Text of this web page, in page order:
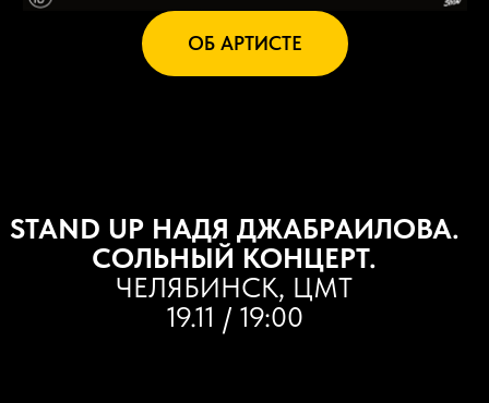
ОБ АРТИСТЕ
STAND UP НАДЯ ДЖАБРАИЛОВА.
СОЛЬНЫЙ КОНЦЕРТ.
ЧЕЛЯБИНСК, ЦМТ
19.11 / 19:00